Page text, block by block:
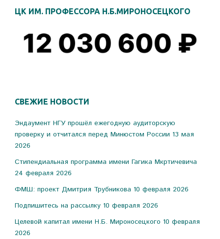
ЦК ИМ. ПРОФЕССОРА Н.Б.МИРОНОСЕЦКОГО
СВЕЖИЕ НОВОСТИ
Эндаумент НГУ прошёл ежегодную аудиторскую
проверку и отчитался перед Минюстом России 13 мая
2026
Стипендиальная программа имени Гагика Мкртичевича
24 февраля 2026
ФМШ: проект Дмитрия Трубникова 10 февраля 2026
Подпишитесь на рассылку 10 февраля 2026
Целевой капитал имени Н.Б. Мироносецкого 10 февраля
2026